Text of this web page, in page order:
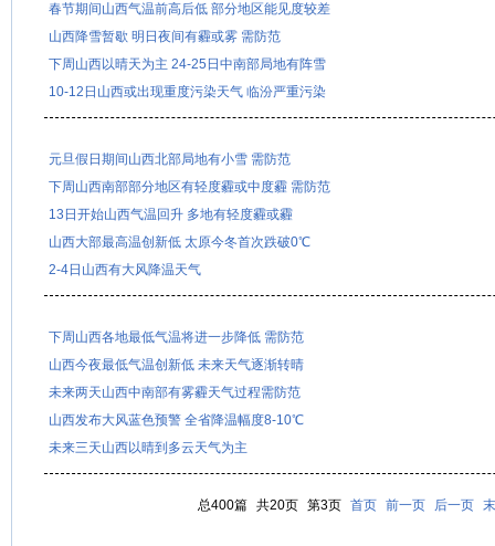
春节期间山西气温前高后低 部分地区能见度较差
山西降雪暂歇 明日夜间有霾或雾 需防范
下周山西以晴天为主 24-25日中南部局地有阵雪
10-12日山西或出现重度污染天气 临汾严重污染
元旦假日期间山西北部局地有小雪 需防范
下周山西南部部分地区有轻度霾或中度霾 需防范
13日开始山西气温回升 多地有轻度霾或霾
山西大部最高温创新低 太原今冬首次跌破0℃
2-4日山西有大风降温天气
下周山西各地最低气温将进一步降低 需防范
山西今夜最低气温创新低 未来天气逐渐转晴
未来两天山西中南部有雾霾天气过程需防范
山西发布大风蓝色预警 全省降温幅度8-10℃
未来三天山西以晴到多云天气为主
总400篇 共20页 第3页 首页 前一页 后一页